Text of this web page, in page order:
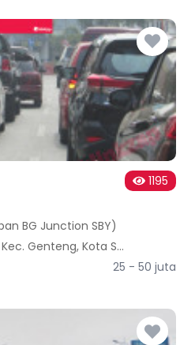
1195
BG Junction SBY)
Jl. Blauran No.9, Genteng, Kec. Genteng, Kota SBY, Jawa Timur 60275, Indonesia
25 - 50 juta